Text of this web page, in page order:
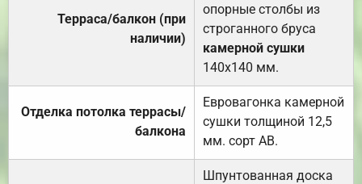
Терраса/балкон (при
наличии)
опорные столбы из
строганного бруса
камерной сушки
140х140 мм.
Отделка потолка террасы/
балкона
Евровагонка камерной
сушки толщиной 12,5
мм. сорт АВ.
Шпунтованная доска